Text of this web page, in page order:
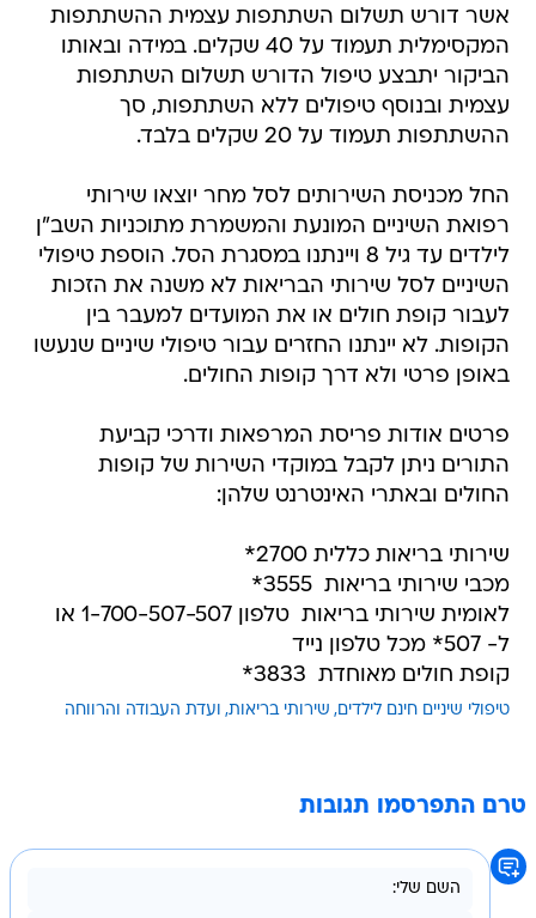
אשר דורש תשלום השתתפות עצמית ההשתתפות
המקסימלית תעמוד על 40 שקלים. במידה ובאותו
הביקור יתבצע טיפול הדורש תשלום השתתפות
עצמית ובנוסף טיפולים ללא השתתפות, סך
ההשתתפות תעמוד על 20 שקלים בלבד.
החל מכניסת השירותים לסל מחר יוצאו שירותי
רפואת השיניים המונעת והמשמרת מתוכניות השב"ן
לילדים עד גיל 8 ויינתנו במסגרת הסל. הוספת טיפולי
השיניים לסל שירותי הבריאות לא משנה את הזכות
לעבור קופת חולים או את המועדים למעבר בין
הקופות. לא יינתנו החזרים עבור טיפולי שיניים שנעשו
באופן פרטי ולא דרך קופות החולים.
פרטים אודות פריסת המרפאות ודרכי קביעת
התורים ניתן לקבל במוקדי השירות של קופות
החולים ובאתרי האינטרנט שלהן:
שירותי בריאות כללית 2700*
מכבי שירותי בריאות  3555*
לאומית שירותי בריאות  טלפון 1-700-507-507 או
ל- 507* מכל טלפון נייד
קופת חולים מאוחדת  3833*
טיפולי שיניים חינם לילדים שירותי בריאות ועדת העבודה והרווחה
טרם התפרסמו תגובות